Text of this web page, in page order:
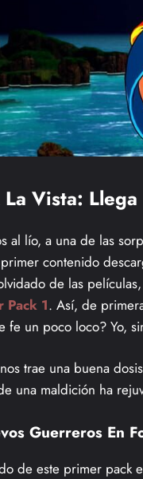
La Vista:
al lío, a una de las
contenido
de las
Pack 1. Así, de
fe un poco loco? Yo,
trae una buena
una maldición ha
Guerreros En
de este primer pack